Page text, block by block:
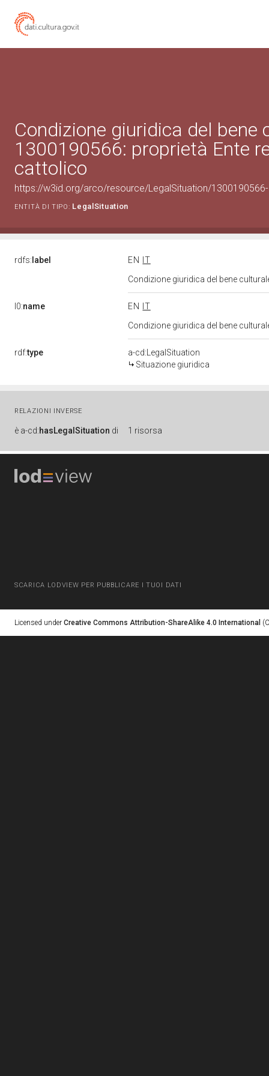
Condizione giuridica del bene
1300190566: proprietà Ente
cattolico
https://w3id.org/arco/resource/LegalSituation/
ENTITÀ DI TIPO: LegalSituation
rdfs: label EN
IT
Condizione giuridica del bene
l0:name EN
IT
Condizione giuridica del bene
rdf:type
a-cd:LegalSituation
Situazione giuridica
RELAZIONI INVERSE
è a-cd:hasLegalSituation di 1 risorsa
SCARICA LODVIEW PER PUBBLICARE I TUOI DATI
Licensed under Creative Commons Attribution-ShareAlike 4.0 International